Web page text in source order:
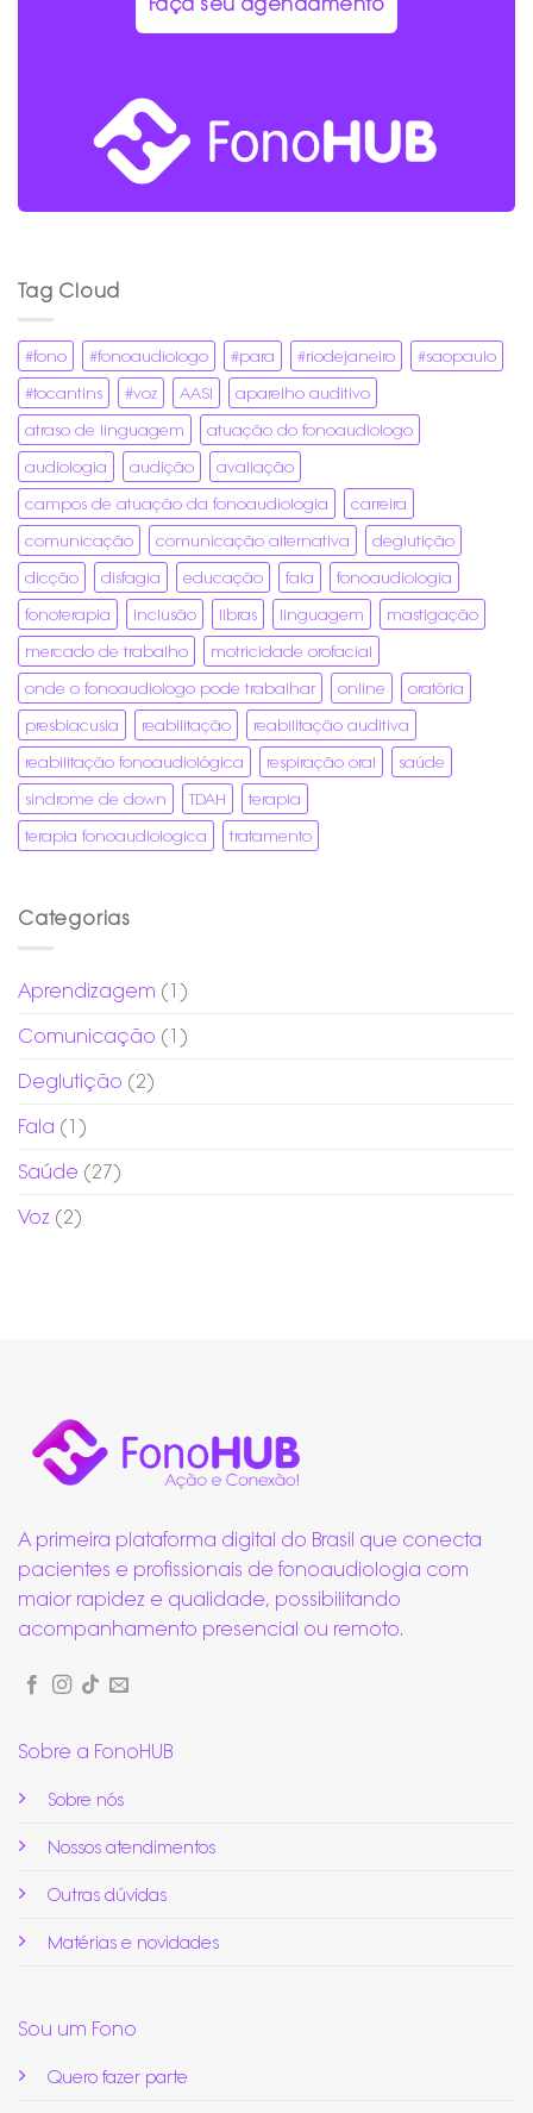
Tag Cloud
#fono #fonoaudiologo #para #riodejaneiro
#saopaulo
#tocantins
#voz AASI
aparelho auditivo
atraso de linguagem
atuação do fonoaudiologo
audiologia
audição
avaliação
campos de atuação da fonoaudiologia
carreira
comunicação
comunicação alternativa
deglutição
dicção
disfagia educação fala
fonoaudiologia
fonoterapia
inclusão libras linguagem
mastigação
mercado de trabalho
motricidade orofacial
onde o fonoaudiologo pode trabalhar
online
oratória
presbiacusia
reabilitação
reabilitação auditiva
reabilitação fonoaudiológica
respiração oral
saúde
sindrome de down
TDAH
terapia
terapia fonoaudiologica
tratamento
Categorias
Aprendizagem (1)
Comunicação (1)
Deglutição (2)
Fala (1)
Saúde (27)
Voz (2)
A primeira plataforma digital do Brasil que conecta
pacientes e profissionais de fonoaudiologia com
maior rapidez e qualidade, possibilitando
acompanhamento presencial ou remoto.
Sobre a FonoHUB
Sobre nós
Nossos atendimentos
Outras dúvidas
Matérias e novidades
Sou um Fono
Quero fazer parte